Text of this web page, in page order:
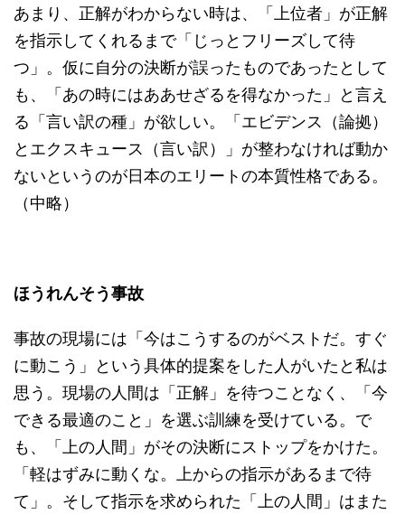
あまり、正解がわからない時は、「上位者」が正解
を指示してくれるまで「じっとフリーズして待
つ」。仮に自分の決断が誤ったものであったとして
も、「あの時にはああせざるを得なかった」と言え
る「言い訳の種」が欲しい。「エビデンス（論拠）
とエクスキュース（言い訳）」が整わなければ動か
ないというのが日本のエリートの本質性格である。
（中略）
ほうれんそう事故
事故の現場には「今はこうするのがベストだ。すぐ
に動こう」という具体的提案をした人がいたと私は
思う。現場の人間は「正解」を待つことなく、「今
できる最適のこと」を選ぶ訓練を受けている。で
も、「上の人間」がその決断にストップをかけた。
「軽はずみに動くな。上からの指示があるまで待
て」。そして指示を求められた「上の人間」はまた